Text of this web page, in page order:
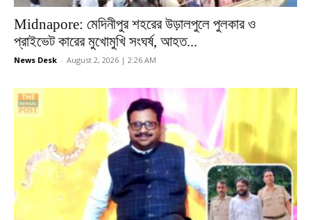
Midnapore: মেদিনীপুর শহরের উড়ালপুলে পুলকার ও
প্রাইভেট কারের মুখোমুখি সংঘর্ষ, আহত...
News Desk - August 2, 2026 | 2:26 AM